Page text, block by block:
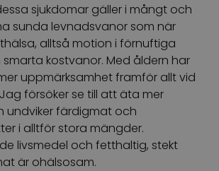
sjukdomar gäller i mångt och
sunda levnadsvanor som när
alltså motion i förnuftiga
kostvanor. Med åldern har
uppmärksamhet framför allt vid
försöker se till att äta mer
undviker färdigmat och
i alltför stora mängder.
livsmedel och fetthaltig, stekt
är ohälsosam.